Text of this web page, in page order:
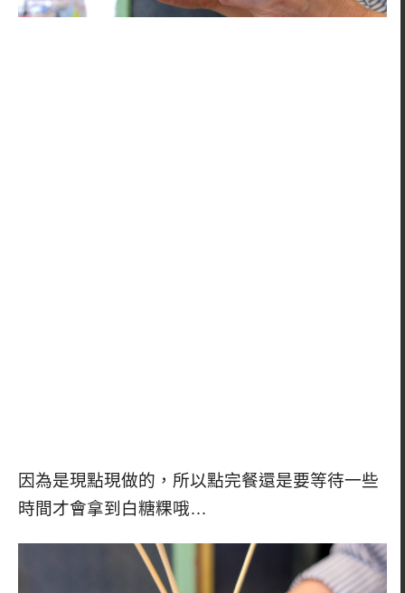
因為是現點現做的，所以點完餐還是要等待一些
時間才會拿到白糖粿哦…